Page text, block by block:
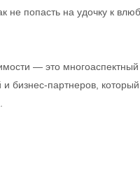
не попасть на удочку к
— это
и бизнес-партнеров,